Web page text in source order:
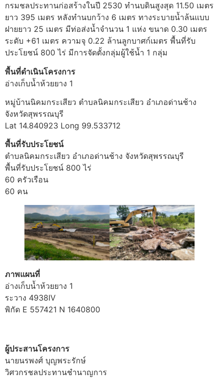
กรมชลประทานก่อสร้างในปี 2530 ทำนบดินสูงสุด 11.50 เมตร
ยาว 395 เมตร หลังทำนบกว้าง 6 เมตร ทางระบายน้ำล้นแบบ
ฝายยาว 25 เมตร มีท่อส่งน้ำจำนวน 1 แห่ง ขนาด 0.30 เมตร
ระดับ +61 เมตร ความจุ 0.22 ล้านลูกบาศก์เมตร พื้นที่รับ
ประโยชน์ 800 ไร่ มีการจัดตั้งกลุ่มผู้ใช้น้ำ 1 กลุ่ม
พื้นที่ดำเนินโครงการ
อ่างเก็บน้ำห้วยยาง 1
หมู่บ้านนิคมกระเสียว ตำบลนิคมกระเสียว อำเภอด่านช้าง
จังหวัดสุพรรณบุรี
Lat 14.840923 Long 99.533712
พื้นที่รับประโยชน์
ตำบลนิคมกระเสียว อำเภอด่านช้าง จังหวัดสุพรรณบุรี
พื้นที่รับประโยชน์ 800 ไร่
60 ครัวเรือน
60 คน
ภาพแผนที่
อ่างเก็บน้ำห้วยยาง 1
ระวาง 4938IV
พิกัด E 557421 N 1640800
ผู้ประสานโครงการ
นายนรพงศ์ บุญพระรักษ์
วิศวกรชลประทานชำนาญการ